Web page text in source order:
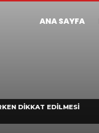
ANA SAYFA
DIKKAT EDILMESI